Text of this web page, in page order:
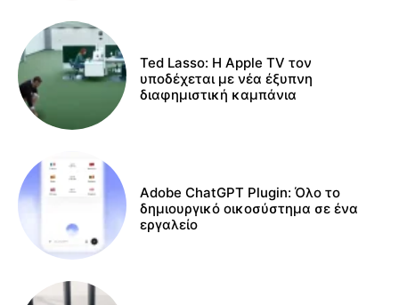
Ted Lasso: Η Apple TV τον
υποδέχεται με νέα έξυπνη
διαφημιστική καμπάνια
Adobe ChatGPT Plugin: Όλο το
δημιουργικό οικοσύστημα σε ένα
εργαλείο